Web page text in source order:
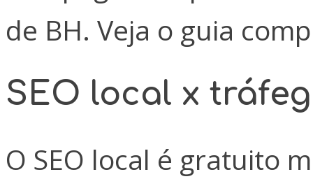
de BH. Veja o guia
SEO local x
O SEO local é gratuito